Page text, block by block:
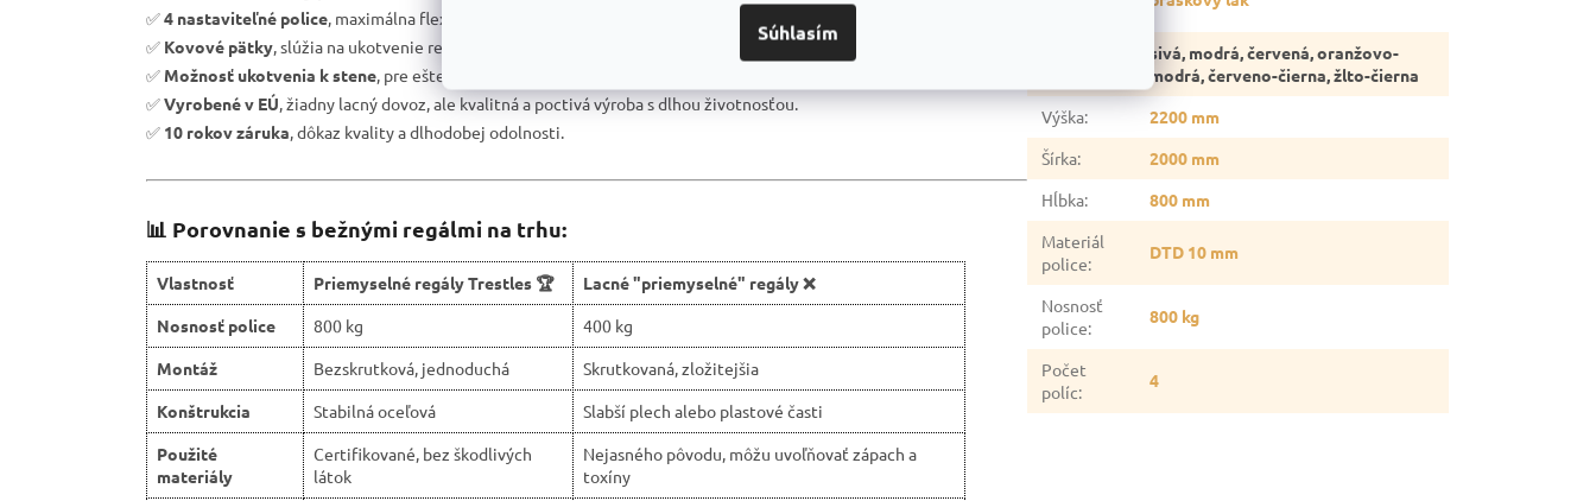
Súhlasím
✅4 nastaviteľné police, maximálna flexibilita úložného priestoru.
✅ Kovové pätky, slúžia na ukotvenie regálu k podlahe.
✅ Možnosť ukotvenia k stene, pre ešte väčšiu bezpečnosť.
✅Vyrobené v EÚ, žiadny lacný dovoz, ale kvalitná a poctivá výroba s dlhou životnosťou.
✅ 10 rokov záruka, dôkaz kvality a dlhodobej odolnosti.
📊 Porovnanie s bežnými regálmi na trhu:
Vlastnosť Priemyselné regály Trestles 🏆
Lacné "priemyselné" regály ❌
Nosnosť police
800 kg
400 kg
Montáž
Bezskrutková, jednoduchá
Skrutkovaná, zložitejšia
Konštrukcia
Stabilná oceľová
Slabší plech alebo plastové časti
Použité
materiály
Certifikované, bez škodlivých
látok
Nejasného pôvodu, môžu uvoľňovať zápach a
toxíny
sivá, modrá, červená, oranžovo-
modrá, červeno-čierna, žlto-čierna
Výška:
2200 mm
Šírka:
2000 mm
Hĺbka:
800 mm
Materiál
police:
DTD 10 mm
Nosnosť
police:
800 kg
Počet
políc:
4